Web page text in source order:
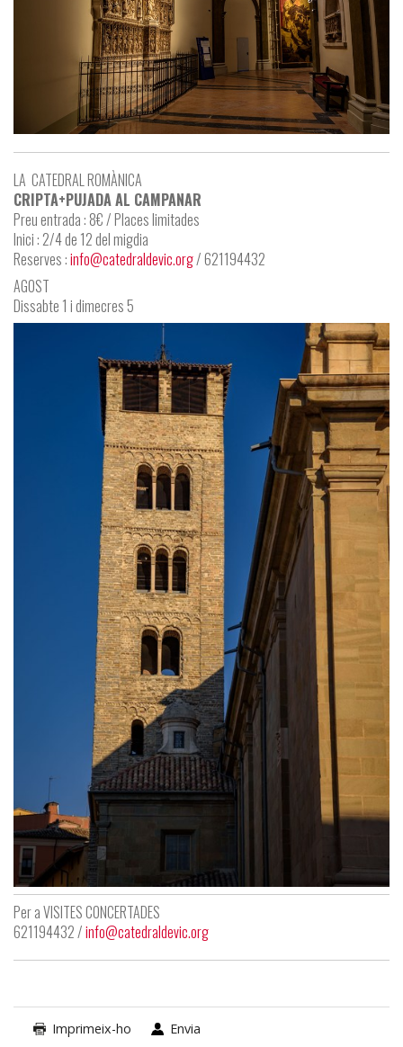
LA CATEDRAL ROMÀNICA
CRIPTA+PUJADA AL CAMPANAR
Preu entrada : 8€ / Places limitades
Inici : 2/4 de 12 del migdia
Reserves :info@catedraldevic.org/ 621194432
AGOST
Dissabte 1 i dimecres 5
Per a VISITES CONCERTADES
621194432 /info@catedraldevic.org
Imprimeix-ho Envia